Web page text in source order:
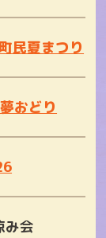
民夏まつり
おどり
み会